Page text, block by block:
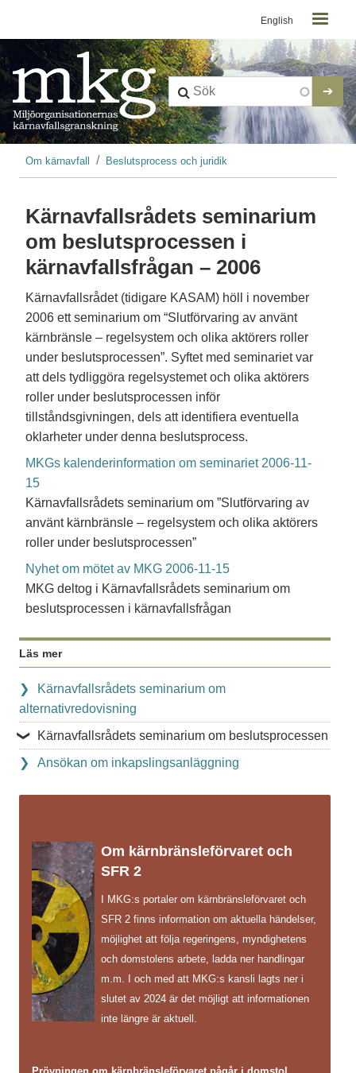
Kontaktmeny
English
Länkstig
Om kärnavfall Beslutsprocess och juridik
Kärnavfallsrådets seminarium
om beslutsprocessen i
kärnavfallsfrågan – 2006
Kärnavfallsrådet (tidigare KASAM) höll i november
2006 ett seminarium om “Slutförvaring av använt
kärnbränsle – regelsystem och olika aktörers roller
under beslutsprocessen”. Syftet med seminariet var
att dels tydliggöra regelsystemet och olika aktörers
roller under beslutsprocessen inför
tillståndsgivningen, dels att identifiera eventuella
oklarheter under denna beslutsprocess.
MKGs kalenderinformation om seminariet 2006-11-
15
Kärnavfallsrådets seminarium om ”Slutförvaring av
använt kärnbränsle – regelsystem och olika aktörers
roller under beslutsprocessen”
Nyhet om mötet av MKG 2006-11-15
MKG deltog i Kärnavfallsrådets seminarium om
beslutsprocessen i kärnavfallsfrågan
Läs mer
Kärnavfallsrådets seminarium om
alternativredovisning
Kärnavfallsrådets seminarium om beslutsprocessen
Ansökan om inkapslingsanläggning
Om kärnbränsleförvaret och
SFR 2
I MKG:s portaler om kärnbränsleförvaret och
SFR 2 finns information om aktuella händelser,
möjlighet att följa regeringens, myndighetens
och domstolens arbete, ladda ner handlingar
m.m. I och med att MKG:s kansli lagts ner i
slutet av 2024 är det möjligt att informationen
inte längre är aktuell.